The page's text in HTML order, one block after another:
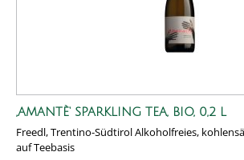
‚AMANTÈ‘ SPARKLING TEA, BIO, 0,2 L
Freedl, Trentino-Südtirol Alkoholfreies,
auf Teebasis